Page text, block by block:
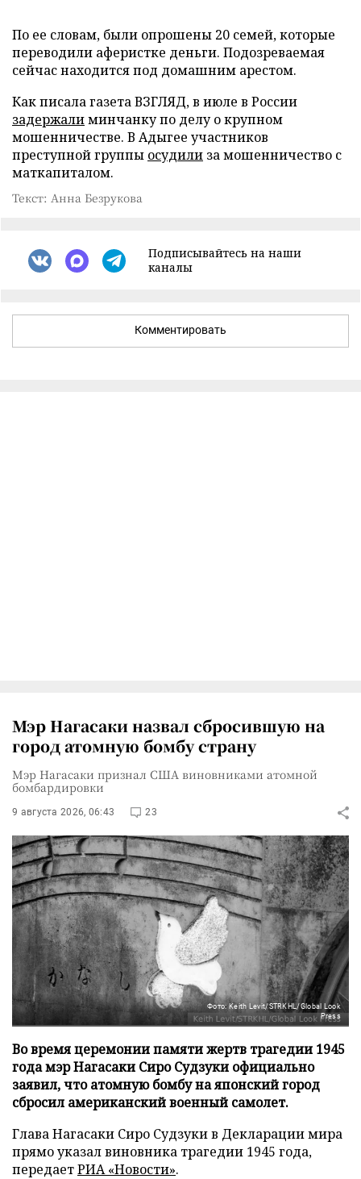
По ее словам, были опрошены 20 семей, которые
переводили аферистке деньги. Подозреваемая
сейчас находится под домашним арестом.
Как писала газета ВЗГЛЯД, в июле в России
задержалиминчанку по делу о крупном
мошенничестве. В Адыгее участников
преступной группы осудили за мошенничество с
маткапиталом.
Текст: Анна Безрукова
Подписывайтесь на наши
каналы
Комментировать
Мэр Нагасаки назвал сбросившую на
город атомную бомбу страну
Мэр Нагасаки признал США виновниками атомной
бомбардировки
9 августа 2026, 06:43 23
Фото: Keith Levit/STRKHL/Global Look
Press
Во время церемонии памяти жертв трагедии 1945
года мэр Нагасаки Сиро Судзуки официально
заявил, что атомную бомбу на японский город
сбросил американский военный самолет.
Глава Нагасаки Сиро Судзуки в Декларации мира
прямо указал виновника трагедии 1945 года,
передаетРИА «Новости».